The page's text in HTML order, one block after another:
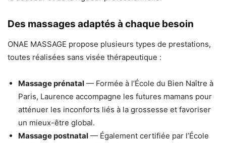
Des massages adaptés à chaque besoin
ONAE MASSAGE propose plusieurs types de prestations,
toutes réalisées sans visée thérapeutique :
Massage prénatal — Formée à l’École du Bien Naître à
Paris, Laurence accompagne les futures mamans pour
atténuer les inconforts liés à la grossesse et favoriser
un mieux-être global.
Massage postnatal — Également certifiée par l’École